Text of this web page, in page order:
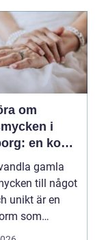
om
i
en konst
det
gamla
till något
unikt är en
som